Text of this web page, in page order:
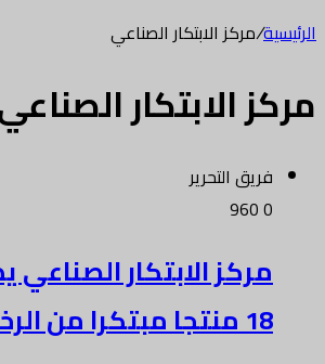
الرئيسية/مركز الابتكار الصناعي
مركز الابتكار
فريق التحرير
0
مركز الابتكار الصناعي
18 منتجا مبتكرا من الرخام العماني